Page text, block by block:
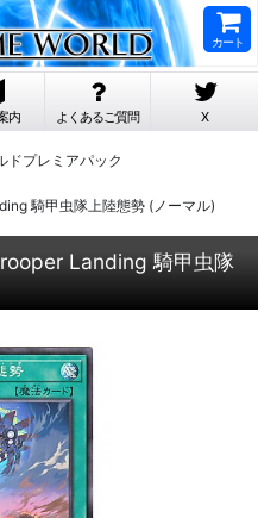
カート
内 よくあるご質問 X
ドプレミアパック
騎甲虫隊上陸態勢 (ノーマル)
Landing 騎甲虫隊